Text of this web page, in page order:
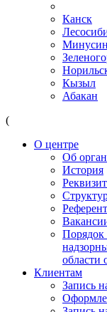
Канск
Кызыл
Абакан
(
О центре
Об
История
Порядок
области
Клиентам
Запись